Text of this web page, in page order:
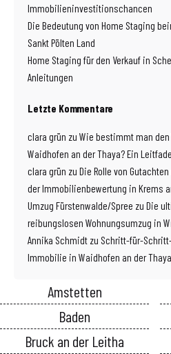
Immobilieninvestitionschancen
Die Bedeutung von Home Staging
Sankt Pölten Land
Home Staging für den Verkauf in
Anleitungen
Letzte Kommentare
clara grün zu Wie bestimmt man
Waidhofen an der Thaya? Ein
clara grün zu Die Rolle von
der Immobilienbewertung in Krems
Umzug Fürstenwalde/Spree zu Die
reibungslosen Wohnungsumzug in
Annika Schmidt zu Schritt-für-
Immobilie in Waidhofen an der
Amstetten
Baden
Bruck an der Leitha